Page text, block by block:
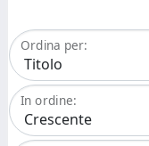
Ordina per:
In ordine: